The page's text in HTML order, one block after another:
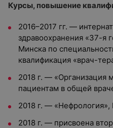
Курсы, повышение
2016–2017 гг. —
здравоохранения «37-я
Минска по
квалификация «врач-
2018 г. — «Организация
пациентам в общей
2018 г. —
2018 г. — присвоена